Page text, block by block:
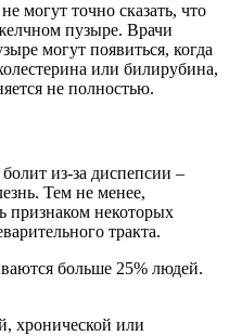
могут точно сказать, что
пузыре. Врачи
могут появиться, когда
или билирубина,
не полностью.
из-за диспепсии –
Тем не менее,
признаком некоторых
тракта.
больше 25% людей.
хронической или